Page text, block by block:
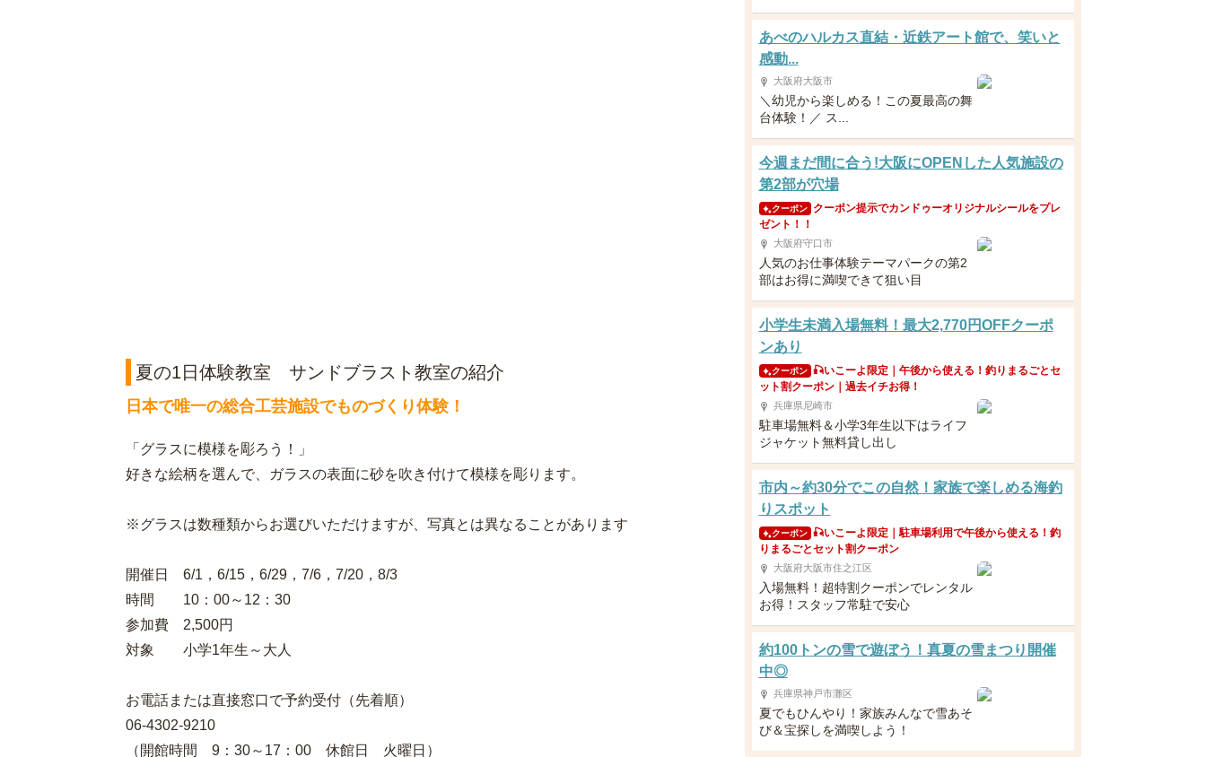
夏の1日体験教室 サンドブラスト教室の紹介
日本で唯一の総合工芸施設でものづくり体験！
「グラスに模様を彫ろう！」
好きな絵柄を選んで、ガラスの表面に砂を吹き付けて模様を彫ります。
※グラスは数種類からお選びいただけますが、写真とは異なることがあります
開催日 6/1，6/15，6/29，7/6，7/20，8/3
時間 10：00～12：30
参加費 2,500円
対象 小学1年生～大人
お電話または直接窓口で予約受付（先着順）
06-4302-9210
（開館時間 9：30～17：00 休館日 火曜日）
あべのハルカス直結・近鉄アート館で、笑いと
感動...
大阪府大阪市
＼幼児から楽しめる！この夏最高の舞
台体験！／ ス...
今週まだ間に合う!大阪にOPENした人気施設の
第2部が穴場
クーポン
クーポン提示でカンドゥーオリジナルシールをプレ
ゼント！！
大阪府守口市
人気のお仕事体験テーマパークの第2
部はお得に満喫できて狙い目
小学生未満入場無料！最大2,770円OFFクーポ
ンあり
クーポン 🎣いこーよ限定｜午後から使える！釣りまるごとセ
ット割クーポン｜過去イチお得！
兵庫県尼崎市
駐車場無料＆小学3年生以下はライフ
ジャケット無料貸し出し
市内～約30分でこの自然！家族で楽しめる海釣
りスポット
クーポン 🎣いこーよ限定｜駐車場利用で午後から使える！釣
りまるごとセット割クーポン
大阪府大阪市住之江区
入場無料！超特割クーポンでレンタル
お得！スタッフ常駐で安心
約100トンの雪で遊ぼう！真夏の雪まつり開催
中◎
兵庫県神戸市灘区
夏でもひんやり！家族みんなで雪あそ
び＆宝探しを満喫しよう！